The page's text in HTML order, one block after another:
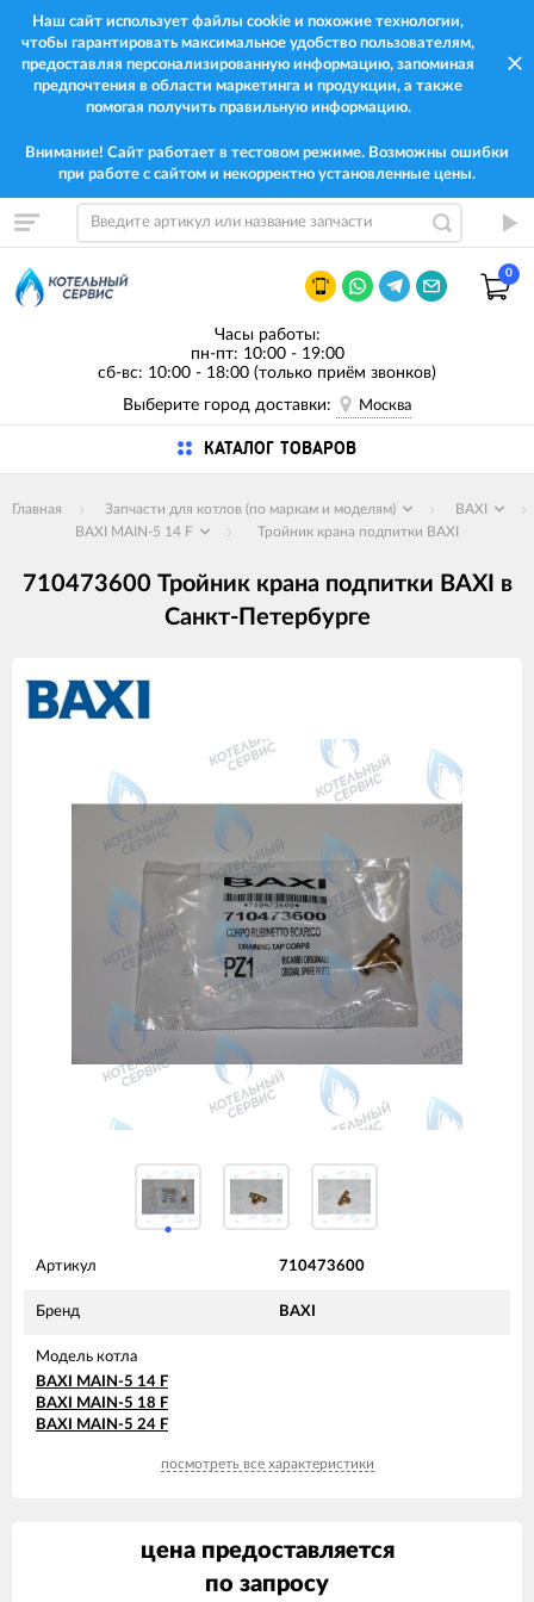
Наш сайт использует файлы cookie и похожие технологии,
чтобы гарантировать максимальное удобство пользователям,
предоставляя персонализированную информацию, запоминая
предпочтения в области маркетинга и продукции, а также
помогая получить правильную информацию.
Внимание! Сайт работает в тестовом режиме. Возможны ошибки
при работе с сайтом и некорректно установленные цены.
0
Часы работы:
пн-пт: 10:00 - 19:00
сб-вс: 10:00 - 18:00 (только приём звонков)
Выберите город доставки:
Москва
КАТАЛОГ ТОВАРОВ
Главная Запчасти для котлов (по маркам и моделям)
BAXI
BAXI MAIN-5 14 F
Тройник крана подпитки BAXI
710473600 Тройник крана подпитки BAXI в
Санкт-Петербурге
Изображения
товаров
Артикул 710473600
Бренд BAXI
Модель котла
BAXI MAIN-5 14 F
BAXI MAIN-5 18 F
BAXI MAIN-5 24 F
посмотреть все характеристики
цена предоставляется
по запросу